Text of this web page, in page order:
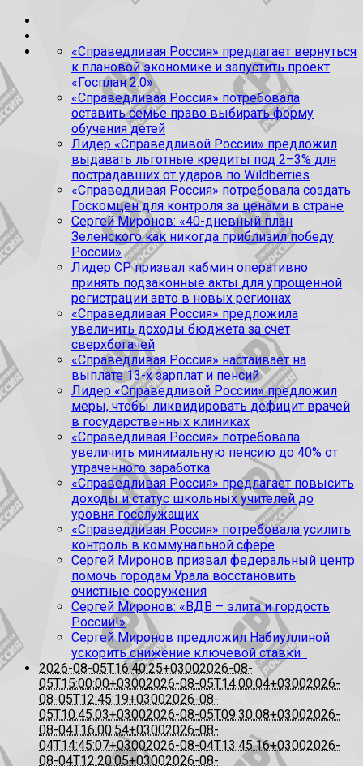
«Справедливая Россия» предлагает вернуться
к плановой экономике и запустить проект
«Госплан 2.0»
«Справедливая Россия» потребовала
оставить семье право выбирать форму
обучения детей
Лидер «Справедливой России» предложил
выдавать льготные кредиты под 2–3% для
пострадавших от ударов по Wildberries
«Справедливая Россия» потребовала создать
Госкомцен для контроля за ценами в стране
Сергей Миронов: «40-дневный план
Зеленского как никогда приблизил победу
России»
Лидер СР призвал кабмин оперативно
принять подзаконные акты для упрощенной
регистрации авто в новых регионах
«Справедливая Россия» предложила
увеличить доходы бюджета за счет
сверхбогачей
«Справедливая Россия» настаивает на
выплате 13-х зарплат и пенсий
Лидер «Справедливой России» предложил
меры, чтобы ликвидировать дефицит врачей
в государственных клиниках
«Справедливая Россия» потребовала
увеличить минимальную пенсию до 40% от
утраченного заработка
«Справедливая Россия» предлагает повысить
доходы и статус школьных учителей до
уровня госслужащих
«Справедливая Россия» потребовала усилить
контроль в коммунальной сфере
Сергей Миронов призвал федеральный центр
помочь городам Урала восстановить
очистные сооружения
Сергей Миронов: «ВДВ – элита и гордость
России!»
Сергей Миронов предложил Набиуллиной
ускорить снижение ключевой ставки
2026-08-05T16:40:25+03002026-08-
05T15:00:00+03002026-08-05T14:00:04+03002026-
08-05T12:45:19+03002026-08-
05T10:45:03+03002026-08-05T09:30:08+03002026-
08-04T16:00:54+03002026-08-
04T14:45:07+03002026-08-04T13:45:16+03002026-
08-04T12:20:05+03002026-08-